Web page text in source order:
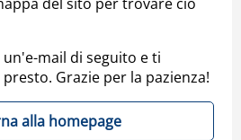
mail di seguito e ti
Grazie per la pazienza!
alla homepage